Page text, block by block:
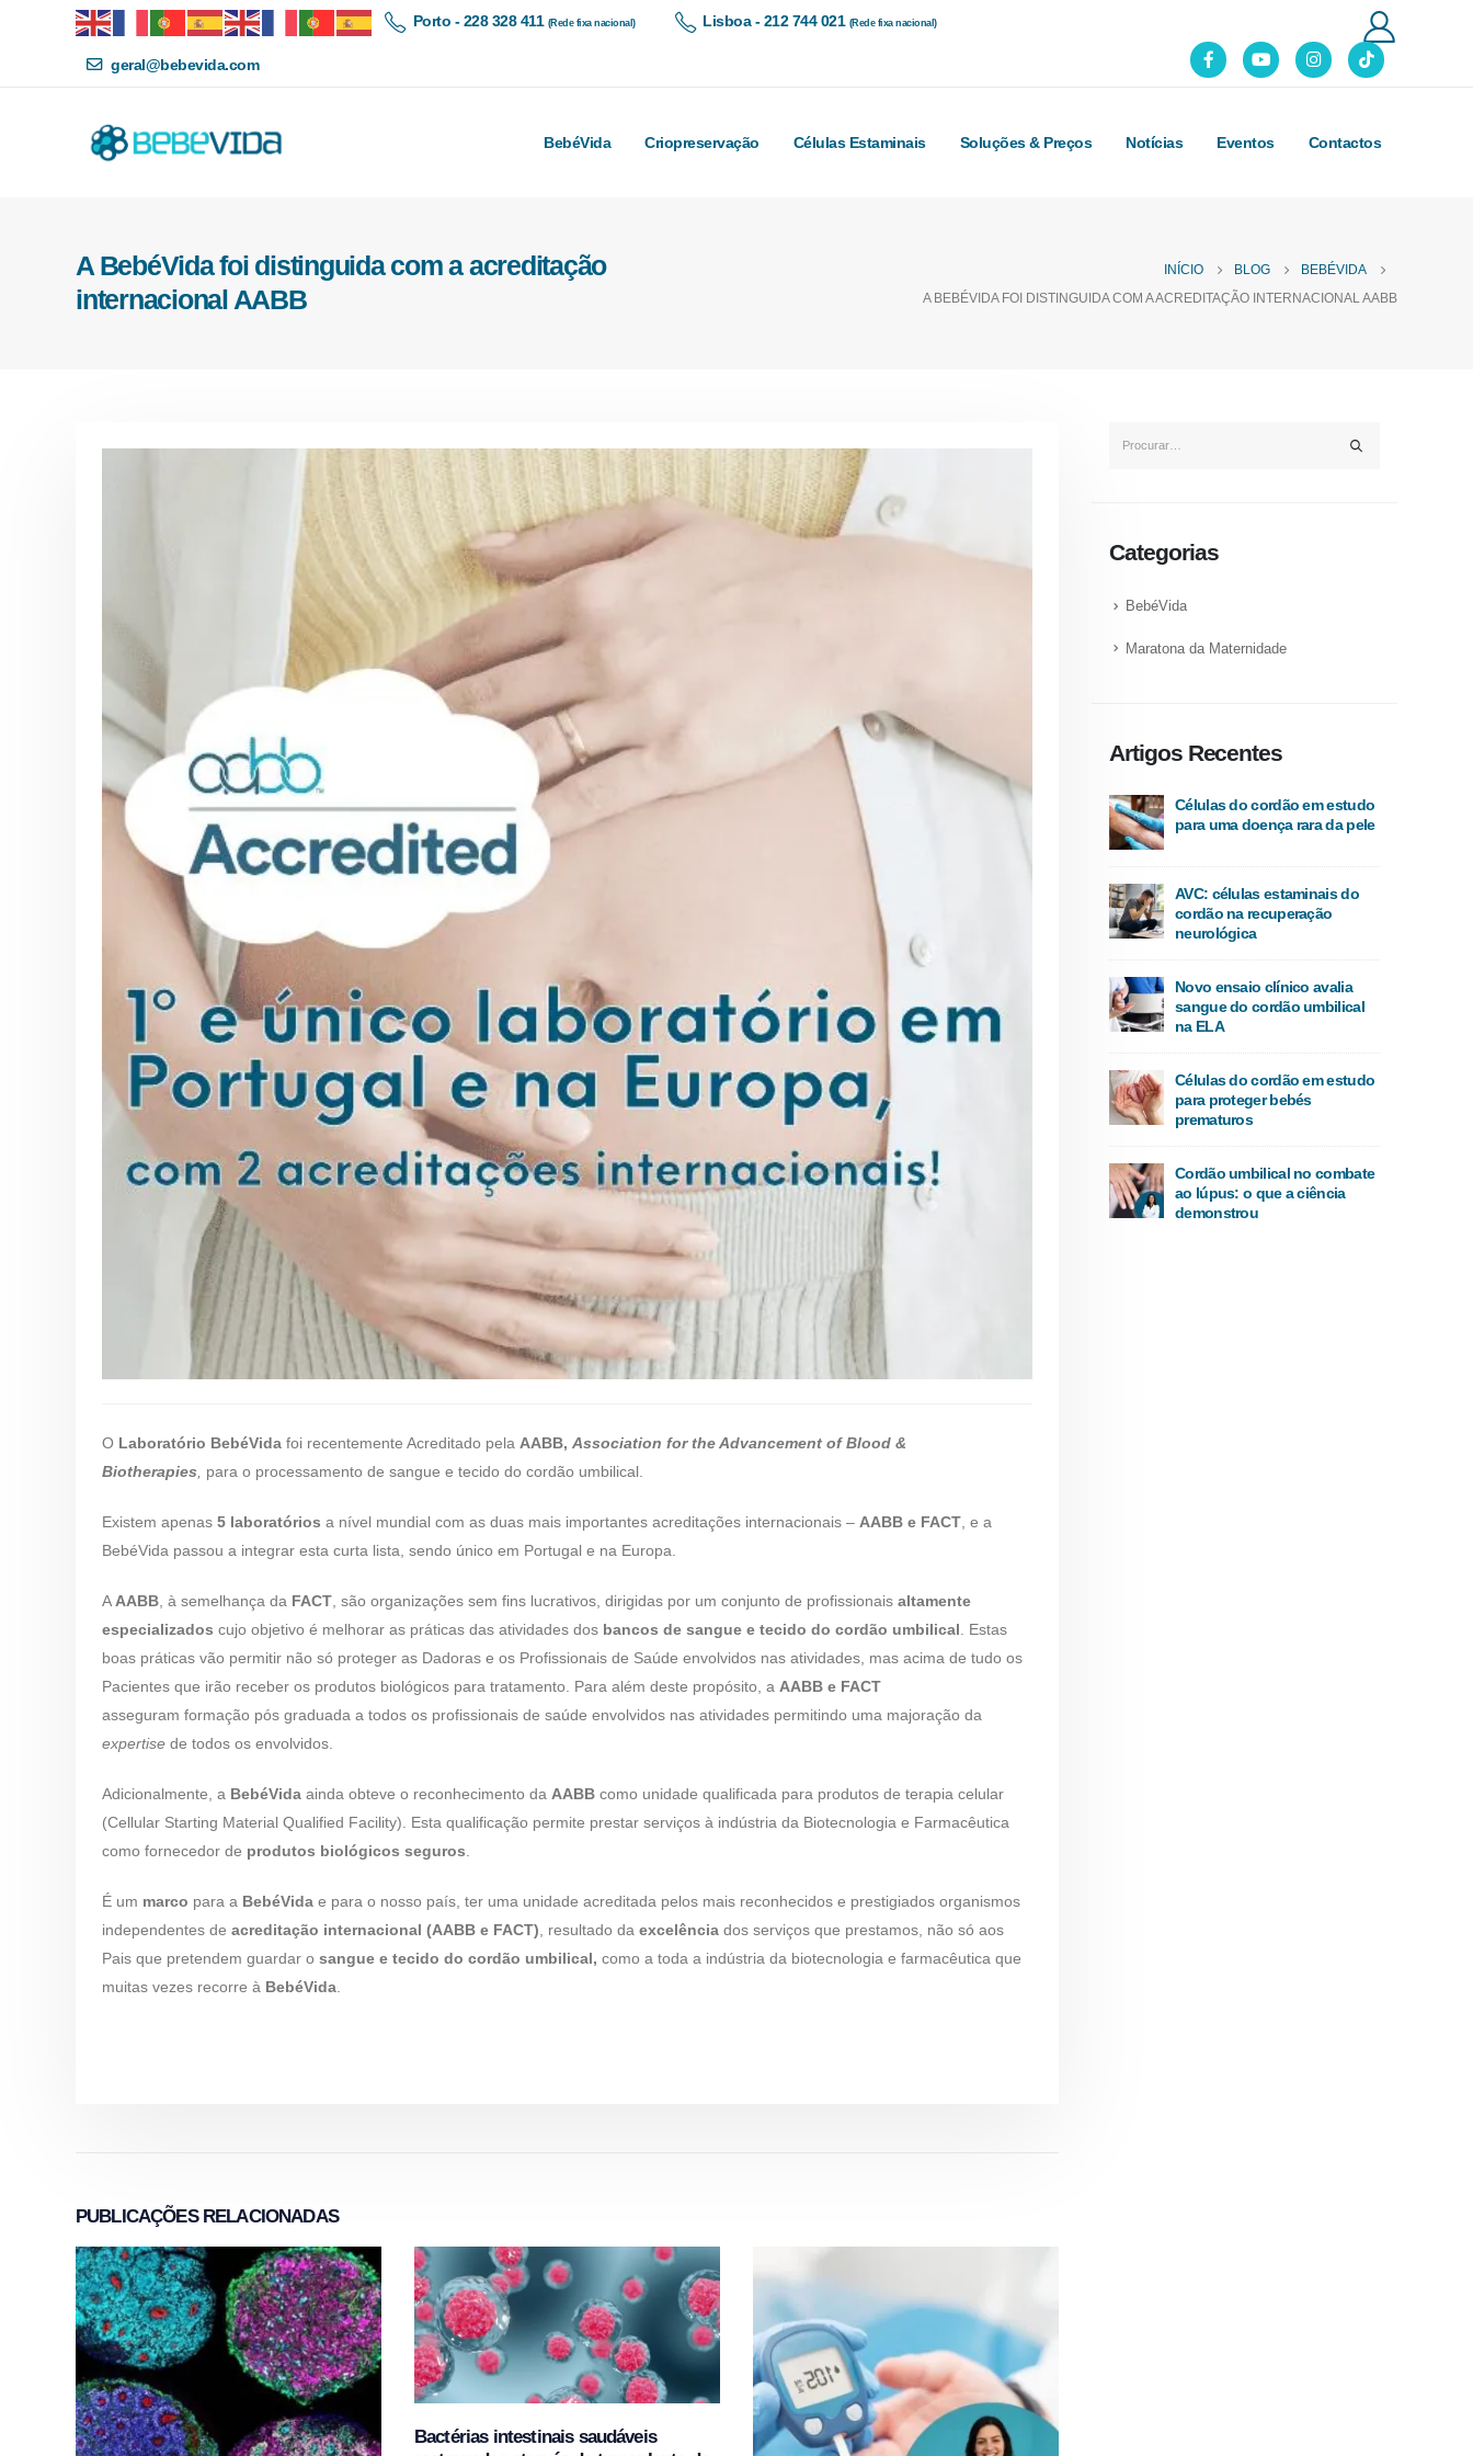
Porto - 228 328 411 (Rede fixa nacional) Lisboa - 212 744 021 (Rede fixa nacional)
geral@bebevida.com
BebéVida Criopreservação Células Estaminais Soluções & Preços Notícias Eventos Contactos
A BebéVida foi distinguida com a acreditação
internacional AABB
INÍCIO BLOG
BEBÉVIDA
A BEBÉVIDA FOI DISTINGUIDA COM A ACREDITAÇÃO INTERNACIONAL AABB
O Laboratório BebéVida foi recentemente Acreditado pela AABB, Association for the Advancement of Blood &
Biotherapies
para o processamento de sangue e tecido do cordão umbilical.
Existem apenas 5 laboratórios a nível mundial com as duas mais importantes acreditações internacionais – AABB e FACT , e a
BebéVida passou a integrar esta curta lista, sendo único em Portugal e na Europa.
A AABB , à semelhança da FACT , são organizações sem fins lucrativos, dirigidas por um conjunto de profissionais altamente
especializados cujo objetivo é melhorar as práticas das atividades dos bancos de sangue e tecido do cordão umbilical . Estas
boas práticas vão permitir não só proteger as Dadoras e os Profissionais de Saúde envolvidos nas atividades, mas acima de tudo os
Pacientes que irão receber os produtos biológicos para tratamento. Para além deste propósito, a AABB e FACT
asseguram formação pós graduada a todos os profissionais de saúde envolvidos nas atividades permitindo uma majoração da
expertise de todos os envolvidos.
Adicionalmente, a BebéVida ainda obteve o reconhecimento da AABB como unidade qualificada para produtos de terapia celular
(Cellular Starting Material Qualified Facility). Esta qualificação permite prestar serviços à indústria da Biotecnologia e Farmacêutica
como fornecedor de produtos biológicos seguros
É um marco para a BebéVida e para o nosso país, ter uma unidade acreditada pelos mais reconhecidos e prestigiados organismos
independentes de acreditação internacional (AABB e FACT) , resultado da excelência dos serviços que prestamos, não só aos
Pais que pretendem guardar o sangue e tecido do cordão umbilical, como a toda a indústria da biotecnologia e farmacêutica que
muitas vezes recorre à BebéVida
PUBLICAÇÕESRELACIONADAS
Bactérias intestinais saudáveis
Categorias
BebéVida
Maratona da Maternidade
Artigos Recentes
Células do cordão em estudo
para uma doença rara da pele
AVC: células estaminais do
cordão na recuperação
neurológica
Novo ensaio clínico avalia
sangue do cordão umbilical
na ELA
Células do cordão em estudo
para proteger bebés
prematuros
Cordão umbilical no combate
ao lúpus: o que a ciência
demonstrou